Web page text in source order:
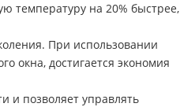
температуру на 20% быстрее,
При использовании
окна, достигается экономия
и позволяет управлять